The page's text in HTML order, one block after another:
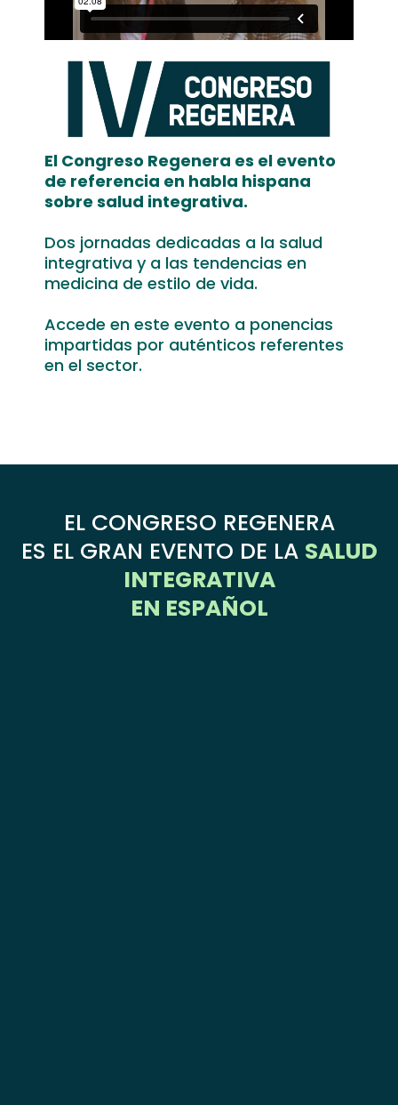
El Congreso Regenera es el evento
de referencia en habla hispana
sobre salud integrativa.
Dos jornadas dedicadas a la salud
integrativa y a las tendencias en
medicina de estilo de vida.
Accede en este evento a ponencias
impartidas por auténticos referentes
en el sector.
EL CONGRESO REGENERA
ES EL GRAN EVENTO DE LA SALUD
INTEGRATIVA
EN ESPAÑOL